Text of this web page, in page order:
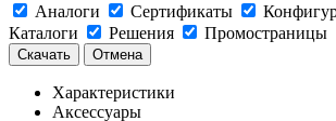
Аналоги
Сертификаты
Каталоги
Решения Промостраницы
Скачать Отмена
Характеристики
Аксессуары